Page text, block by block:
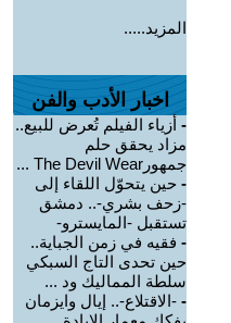
المزيد.....
اخبار الأدب والفن
- أزياء الفيلم تُعرض للبيع..
مزاد يحقق حلم
جمهورThe Devil Wear ...
- حين يتحوّل اللقاء إلى
-زحف بشري-.. دمشق
تستقبل -المايسترو-
- فقيه في زمن الجباية..
حين تحدى التاج السبكي
سلطة المماليك ود ...
- -الاقتلاع-.. إيال وايزمان